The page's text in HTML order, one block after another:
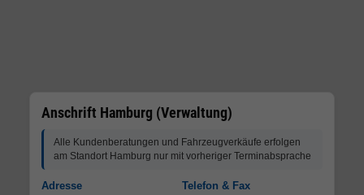
Anschrift Hamburg (Verwaltung)
Alle Kundenberatungen und Fahrzeugverkäufe erfolgen
am Standort Hamburg nur mit vorheriger Terminabsprache
Adresse Telefon & Fax